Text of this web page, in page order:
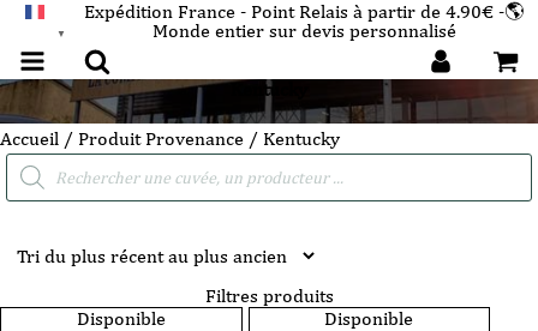
▼
Expédition France - Point Relais à partir de 4.90€ -🌎
Monde entier sur devis personnalisé
Kentucky
Accueil / Produit Provenance / Kentucky
Recherche
Filtres produits
Disponible
Disponible